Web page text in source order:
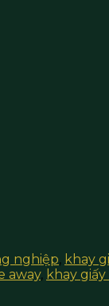
nghiệp, khay
away, khay